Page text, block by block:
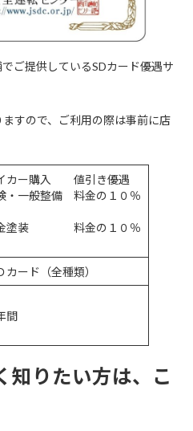
ご提供しているSDカード優遇サ
すので、ご利用の際は事前に店
カー購入 値引き優遇
・一般整備 料金の１０％
塗装 料金の１０％
カード（全種類）
間
知りたい方は、こ